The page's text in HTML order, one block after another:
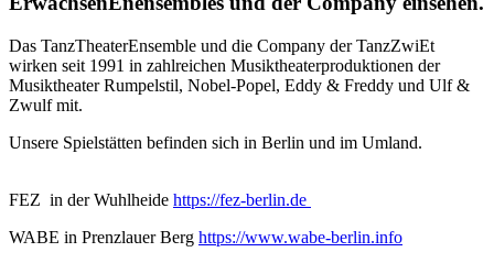
Das TanzTheaterEnsemble und die Company der TanzZwiEt
wirken seit 1991 in zahlreichen Musiktheaterproduktionen der
Musiktheater Rumpelstil, Nobel-Popel, Eddy & Freddy und Ulf &
Zwulf mit.
Unsere Spielstätten befinden sich in Berlin und im Umland.
FEZ in der Wuhlheide https://fez-berlin.de
WABE in Prenzlauer Berg https://www.wabe-berlin.info